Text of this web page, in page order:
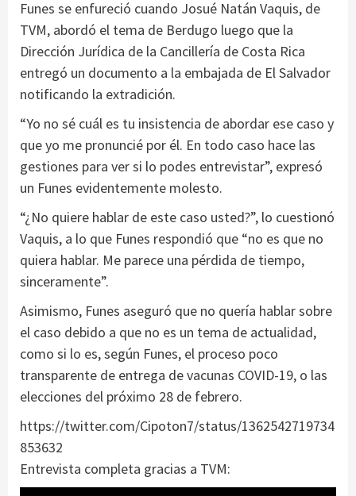
Funes se enfureció cuando Josué Natán Vaquis, de
TVM, abordó el tema de Berdugo luego que la
Dirección Jurídica de la Cancillería de Costa Rica
entregó un documento a la embajada de El Salvador
notificando la extradición.
“Yo no sé cuál es tu insistencia de abordar ese caso y
que yo me pronuncié por él. En todo caso hace las
gestiones para ver si lo podes entrevistar”, expresó
un Funes evidentemente molesto.
“¿No quiere hablar de este caso usted?”, lo cuestionó
Vaquis, a lo que Funes respondió que “no es que no
quiera hablar. Me parece una pérdida de tiempo,
sinceramente”.
Asimismo, Funes aseguró que no quería hablar sobre
el caso debido a que no es un tema de actualidad,
como si lo es, según Funes, el proceso poco
transparente de entrega de vacunas COVID-19, o las
elecciones del próximo 28 de febrero.
https://twitter.com/Cipoton7/status/1362542719734
853632
Entrevista completa gracias a TVM: